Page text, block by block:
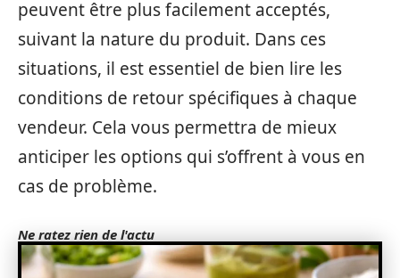
peuvent être plus facilement acceptés,
suivant la nature du produit. Dans ces
situations, il est essentiel de bien lire les
conditions de retour spécifiques à chaque
vendeur. Cela vous permettra de mieux
anticiper les options qui s’offrent à vous en
cas de problème.
Ne ratez rien de l'actu